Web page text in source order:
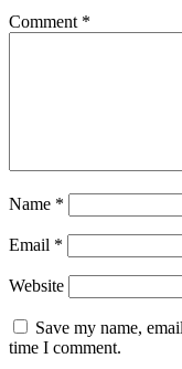
Comment *
Name *
Email *
Website
Save my name,
time I comment.